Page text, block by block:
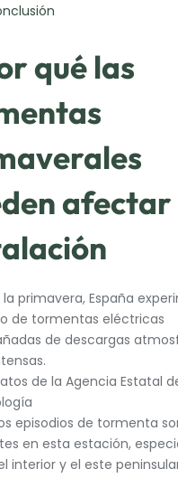
qué las
primavera, España
de tormentas eléctricas
de descargas
de la Agencia Estatal
episodios de tormenta
en esta estación,
interior y el este